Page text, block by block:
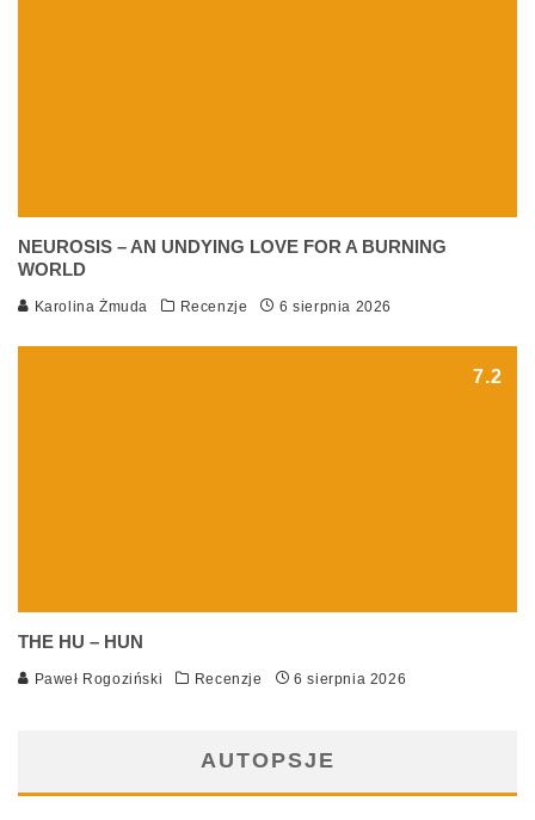
NEUROSIS – AN UNDYING LOVE FOR A BURNING
WORLD
Karolina Żmuda Recenzje 6 sierpnia 2026
7.2
THE HU – HUN
Paweł Rogoziński Recenzje 6 sierpnia 2026
AUTOPSJE